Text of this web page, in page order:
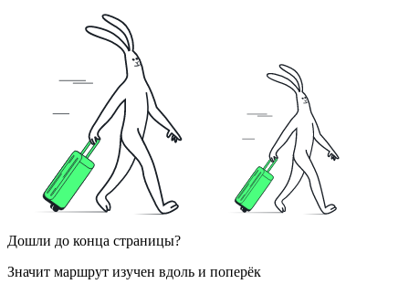
Дошли до конца страницы?
Значит маршрут изучен вдоль и поперёк